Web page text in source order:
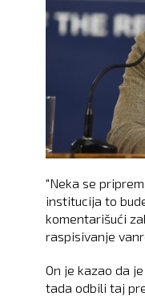
"Neka se
institucija to
komentarišući
raspisivanje
On je kazao da
tada odbili taj